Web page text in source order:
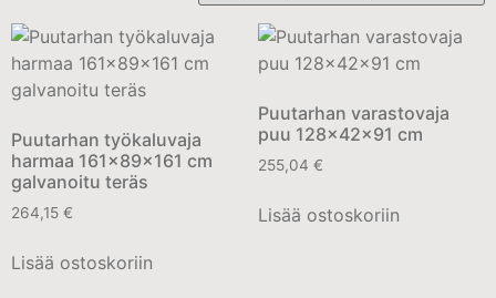
Puutarhan työkaluvaja
harmaa 161x89x161 cm
galvanoitu teräs
264,15 €
Lisää ostoskoriin
Puutarhan varastovaja
puu 128x42x91 cm
255,04 €
Lisää ostoskoriin